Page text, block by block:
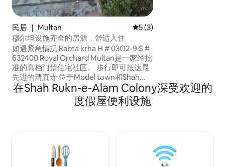
民居 ｜ Multan 平均评分 5 分（满分 5 分）
5 (3)
穆尔坦设施齐全的房源，舒适入住
如遇紧急情况 Rabta krha H # 03O2-9 $ #
632400 Royal Orchard Multan是一家经批
准的高档门禁住宅社区。 步行即可抵达最
先进的清真寺 位于Model town和Shah
Rukn-e-Alam路的交汇处。 距离木尔坦国
际机场仅9分钟车程。 靠近女子大学、木
尔坦购物中心、DHA体育馆和北部环城公
在Shah Rukn-e-Alam Colony深受欢迎的
度假屋便利设施